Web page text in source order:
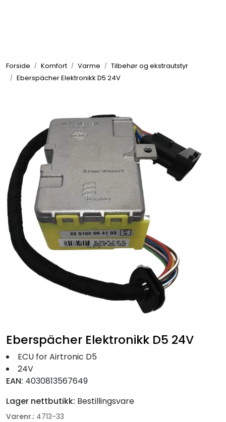
Forside Komfort Varme
Tilbehør og ekstrautstyr
Eberspächer Elektronikk D5 24V
Eberspächer Elektronikk D5 24V
ECU for Airtronic D5
24V
EAN: 4030813567649
Lager nettbutikk: Bestillingsvare
Varenr.: 4713-33
Elektrisk
Komfort
VVS
Motor/Styring
Fortøyning
Fritid/Sikkerhet
Båtpleie/Opplag
Nyheter